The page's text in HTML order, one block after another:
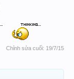
Chỉnh sửa cuối: 19/7/15